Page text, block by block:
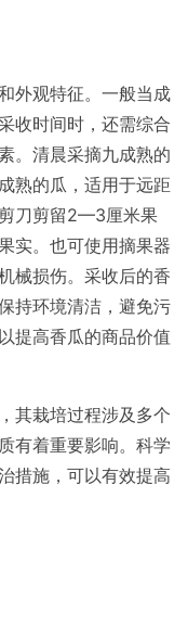
外观特征。一般当成
收时间时，还需综合
。清晨采摘九成熟的
熟的瓜，适用于远距
刀剪留2—3厘米果
实。也可使用摘果器
械损伤。采收后的香
持环境清洁，避免污
提高香瓜的商品价值
其栽培过程涉及多个
有着重要影响。科学
措施，可以有效提高